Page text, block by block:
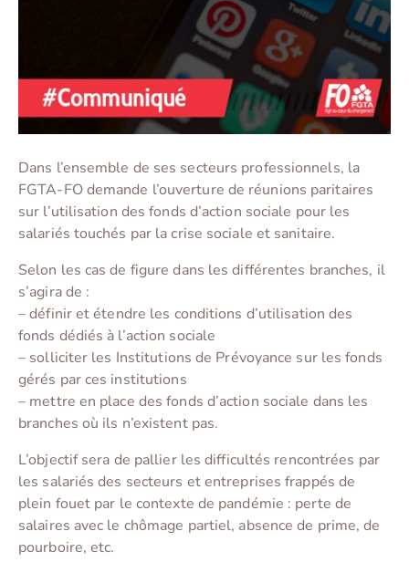
Dans l’ensemble de ses secteurs professionnels, la
FGTA-FO demande l’ouverture de réunions paritaires
sur l’utilisation des fonds d’action sociale pour les
salariés touchés par la crise sociale et sanitaire.
Selon les cas de figure dans les différentes branches, il
s’agira de :
– définir et étendre les conditions d’utilisation des
fonds dédiés à l’action sociale
– solliciter les Institutions de Prévoyance sur les fonds
gérés par ces institutions
– mettre en place des fonds d’action sociale dans les
branches où ils n’existent pas.
L’objectif sera de pallier les difficultés rencontrées par
les salariés des secteurs et entreprises frappés de
plein fouet par le contexte de pandémie : perte de
salaires avec le chômage partiel, absence de prime, de
pourboire, etc.